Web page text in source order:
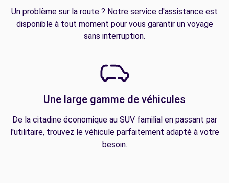
Un problème sur la route ? Notre service d'assistance est
disponible à tout moment pour vous garantir un voyage
sans interruption.
Une large gamme de véhicules
De la citadine économique au SUV familial en passant par
l'utilitaire, trouvez le véhicule parfaitement adapté à votre
besoin.